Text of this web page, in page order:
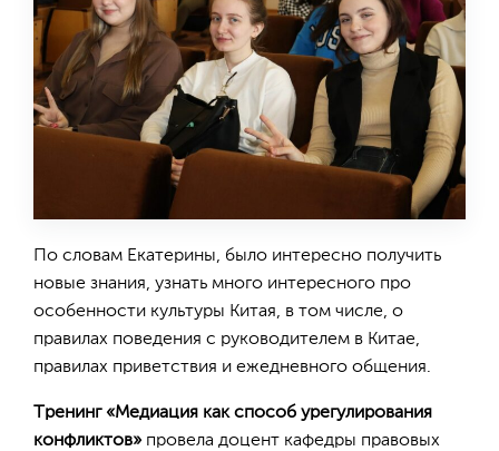
По словам Екатерины, было интересно получить
новые знания, узнать много интересного про
особенности культуры Китая, в том числе, о
правилах поведения с руководителем в Китае,
правилах приветствия и ежедневного общения.
Тренинг «Медиация как способ урегулирования
конфликтов»провела доцент кафедры правовых